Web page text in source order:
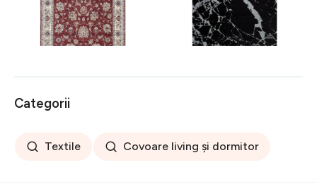
05 - Red, Ivory, 100%
poliester, 80 x 150 cm
256 lei
Black, Silver XW, 80x300
441 lei
Categorii
Textile Covoare living și dormitor